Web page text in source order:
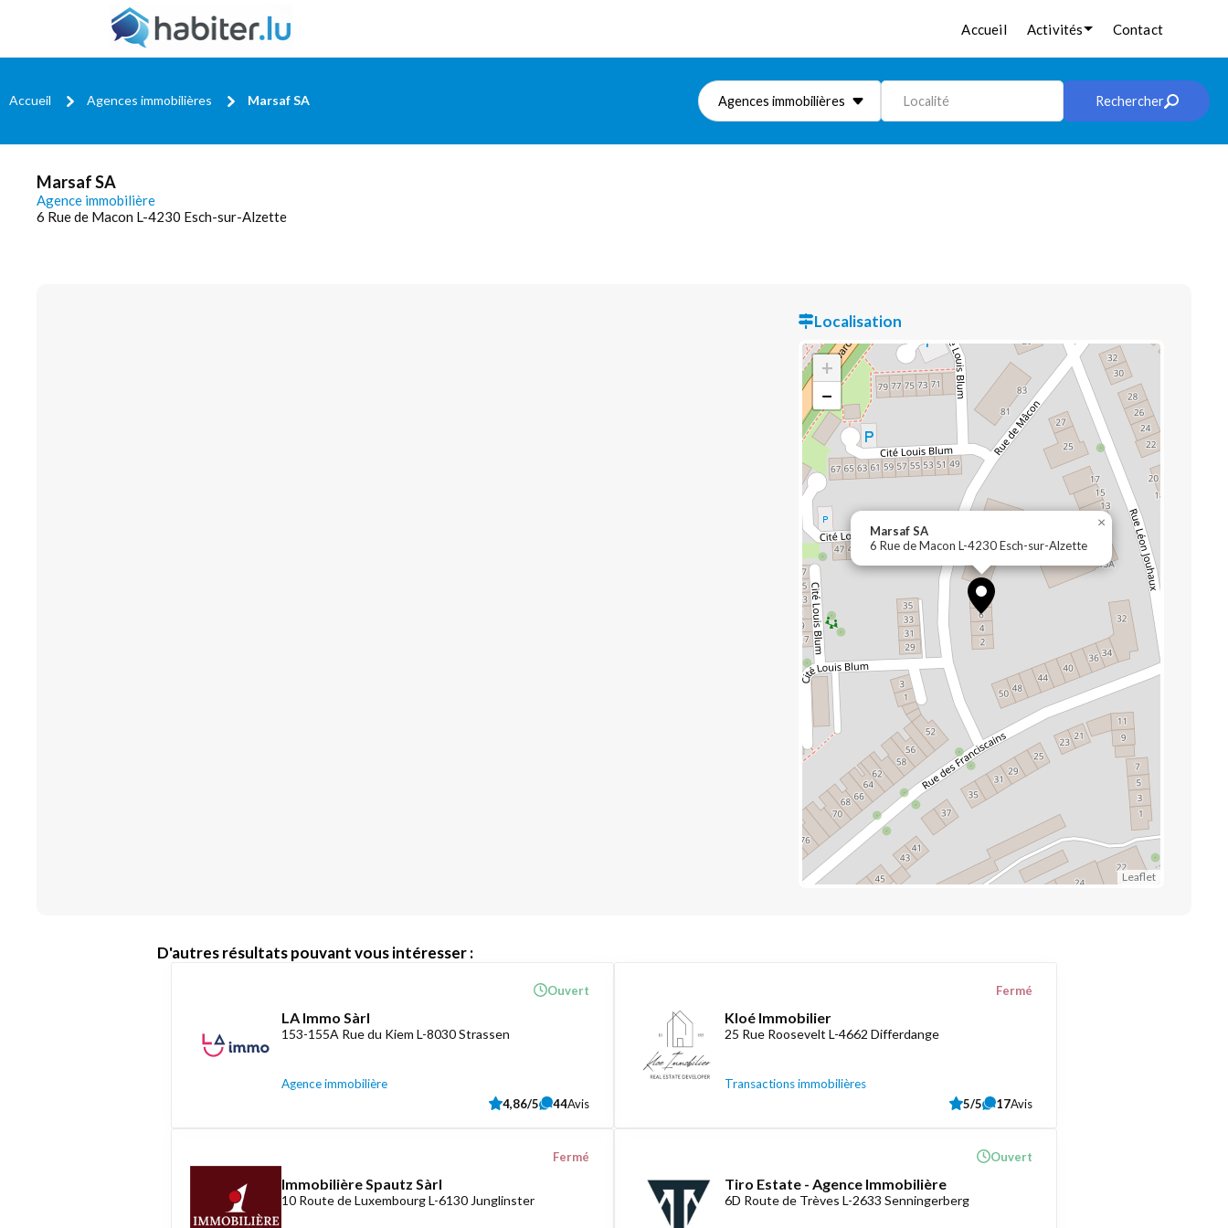
Accueil Activités Contact
Accueil Agences immobilières Marsaf SA Agences immobilières Localité Rechercher
Marsaf SA
Agence immobilière
6 Rue de Macon L-4230 Esch-sur-Alzette
Localisation
Marsaf SA
6 Rue de Macon L-4230 Esch-sur-Alzette
×
+
−
Leaflet
D'autres résultats pouvant vous intéresser :
LA Immo Sàrl
153-155A Rue du Kiem L-8030 Strassen
Agence immobilière
Ouvert
4,86/5 44Avis
Kloé Immobilier
25 Rue Roosevelt L-4662 Differdange
Transactions immobilières
Fermé
5/5 17Avis
Immobilière Spautz Sàrl
10 Route de Luxembourg L-6130 Junglinster
Fermé
Tiro Estate - Agence Immobilière
6D Route de Trèves L-2633 Senningerberg
Ouvert